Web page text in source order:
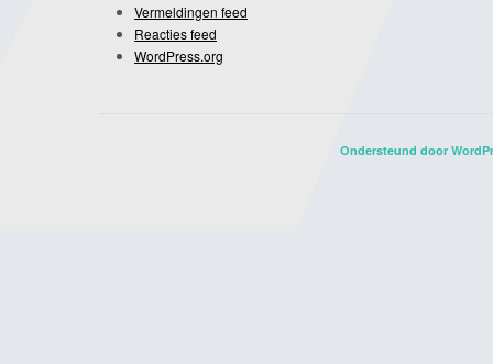
Vermeldingen feed
Reacties feed
WordPress.org
Ondersteund door